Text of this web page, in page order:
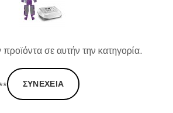
σε αυτήν την κατηγορία.
ΣΥΝΈΧΕΙΑ